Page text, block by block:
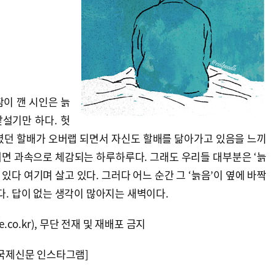
깬 시인은 늙
기만 하다. 헛
할배가 오버랩 되면서 자신도 할배를 닮아가고 있음을 느끼
과속으로 체감되는 하루하루다. 그래도 우리들 대부분은 ‘늙
다 여기며 살고 있다. 그러다 어느 순간 그 ‘늙음’이 옆에 바짝
. 답이 없는 생각이 많아지는 새벽이다.
무단 전재 및 재배포 금지
제신문 인스타그램]